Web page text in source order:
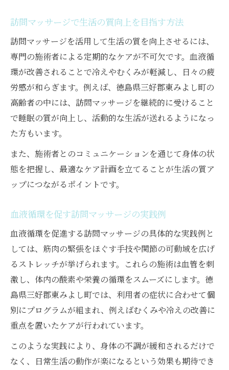
訪問マッサージで生活の質向上を目指す方法
訪問マッサージを活用して生活の質を向上させるには、
専門の施術者による定期的なケアが不可欠です。血液循
環が改善されることで冷えやむくみが軽減し、日々の疲
労感が和らぎます。例えば、徳島県三好郡東みよし町の
高齢者の中には、訪問マッサージを継続的に受けること
で睡眠の質が向上し、活動的な生活が送れるようになっ
た方もいます。
また、施術者とのコミュニケーションを通じて身体の状
態を把握し、最適なケア計画を立てることが生活の質ア
ップにつながるポイントです。
血液循環を促す訪問マッサージの実践例
血液循環を促進する訪問マッサージの具体的な実践例と
しては、筋肉の緊張をほぐす手技や関節の可動域を広げ
るストレッチが挙げられます。これらの施術は血管を刺
激し、体内の酸素や栄養の循環をスムーズにします。徳
島県三好郡東みよし町では、利用者の症状に合わせて個
別にプログラムが組まれ、例えばむくみや冷えの改善に
重点を置いたケアが行われています。
このような実践により、身体の不調が緩和されるだけで
なく、日常生活の動作が楽になるという効果も期待でき